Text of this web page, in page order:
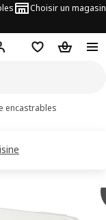
Choisir un magasin
! Connectez-vous
Listes dePanier
encastrables